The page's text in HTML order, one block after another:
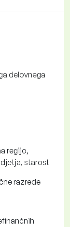
delovnega
regijo,
starost
razrede